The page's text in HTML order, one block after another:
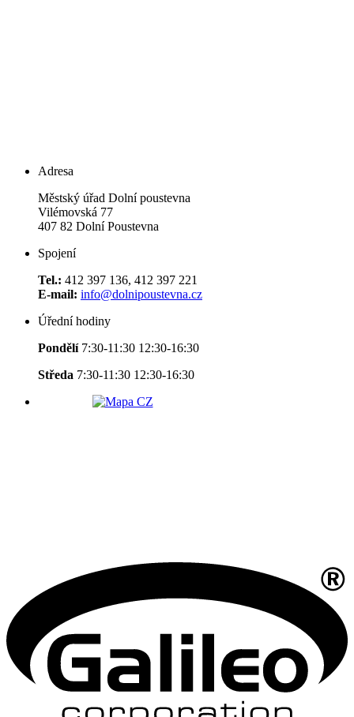
Adresa
Městský úřad Dolní poustevna
Vilémovská 77
407 82 Dolní Poustevna
Spojení
Tel.: 412 397 136, 412 397 221
E-mail: info@dolnipoustevna.cz
Úřední hodiny
Pondělí 7:30-11:30 12:30-16:30
Středa 7:30-11:30 12:30-16:30